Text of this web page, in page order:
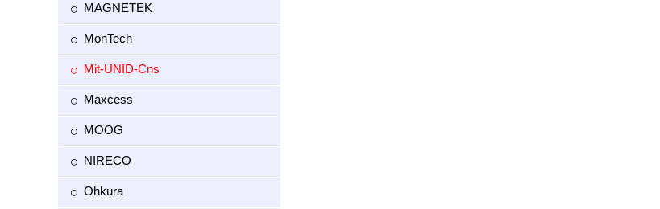
MAGNETEK
MonTech
Mit-UNID-Cns
Maxcess
MOOG
NIRECO
Ohkura